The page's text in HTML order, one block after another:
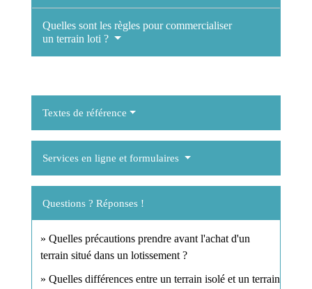
Quelles sont les règles pour commercialiser
un terrain loti ?
Textes de référence
Services en ligne et formulaires
Questions ? Réponses !
Quelles précautions prendre avant l'achat d'un
terrain situé dans un lotissement ?
Quelles différences entre un terrain isolé et un terrain